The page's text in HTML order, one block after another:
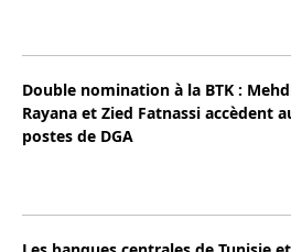
Double nomination à la BTK :
Rayana et Zied Fatnassi accèdent
postes de DGA